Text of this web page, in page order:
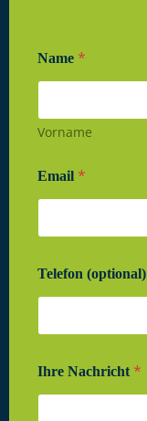
Name *
Vorname
Email *
Telefon (optional)
Ihre Nachricht *